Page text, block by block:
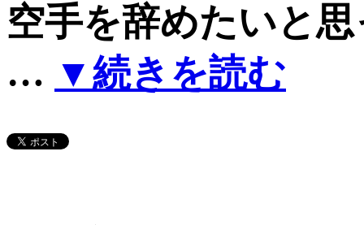
空手を辞めたいと
… ▼続きを読む